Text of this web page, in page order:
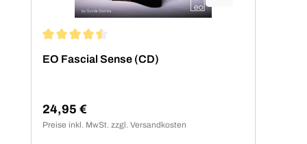
EO Fascial Sense (CD)
Regulärer Preis:
24,95 €
Preise inkl. MwSt. zzgl. Versandkosten